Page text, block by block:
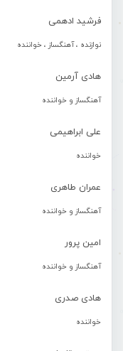
فرشید ادهمی
نوازنده ، آهنگساز ، خواننده
هادی آرمین
آهنگساز و خواننده
علی ابراهیمی
خواننده
عمران طاهری
آهنگساز و خواننده
امین پرور
آهنگساز و خواننده
هادی صدری
خواننده